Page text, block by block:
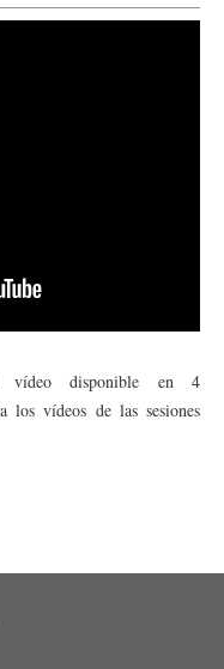
vídeo disponible en 4
los vídeos de las sesiones